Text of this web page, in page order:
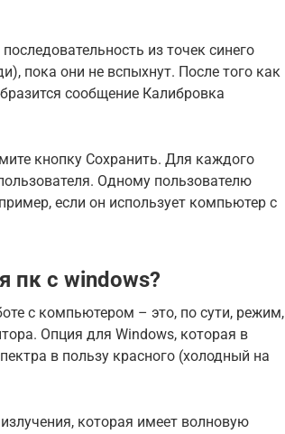
из точек синего
пока они не вспыхнут. После того как
сообщение Калибровка
кнопку Сохранить. Для каждого
Одному пользователю
если он использует компьютер с
пк с windows?
с компьютером – это, по сути, режим,
Опция для Windows, которая в
в пользу красного (холодный на
которая имеет волновую